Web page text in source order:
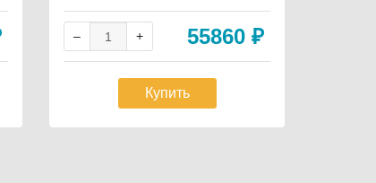
В, запасник
55860 ₽
Купить